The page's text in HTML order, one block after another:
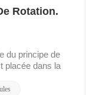
Rotation.
du principe de
placée dans la
réalisé au